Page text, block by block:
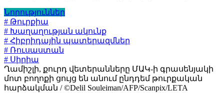
Նորություններ
# Թուրքիա
# Խաղաղության ակունք
# Հիբրիդային պատերազմներ
# Ռուսաստան
# Սիրիա
Ղամիշլի, քուրդ վետերանները ՄԱԿ-ի գրասենյակի
մոտ բողոքի ցույց են անում ընդդեմ թուրքական
հարձակման / ©Delil Souleiman/AFP/Scanpix/LETA